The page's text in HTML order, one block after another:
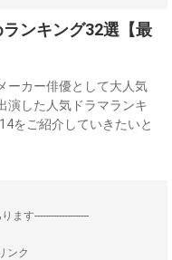
ンキング32選【最
ーカー俳優として大人気
演した人気ドラマランキ
をご紹介していきたいと
ます--------------------
ンク